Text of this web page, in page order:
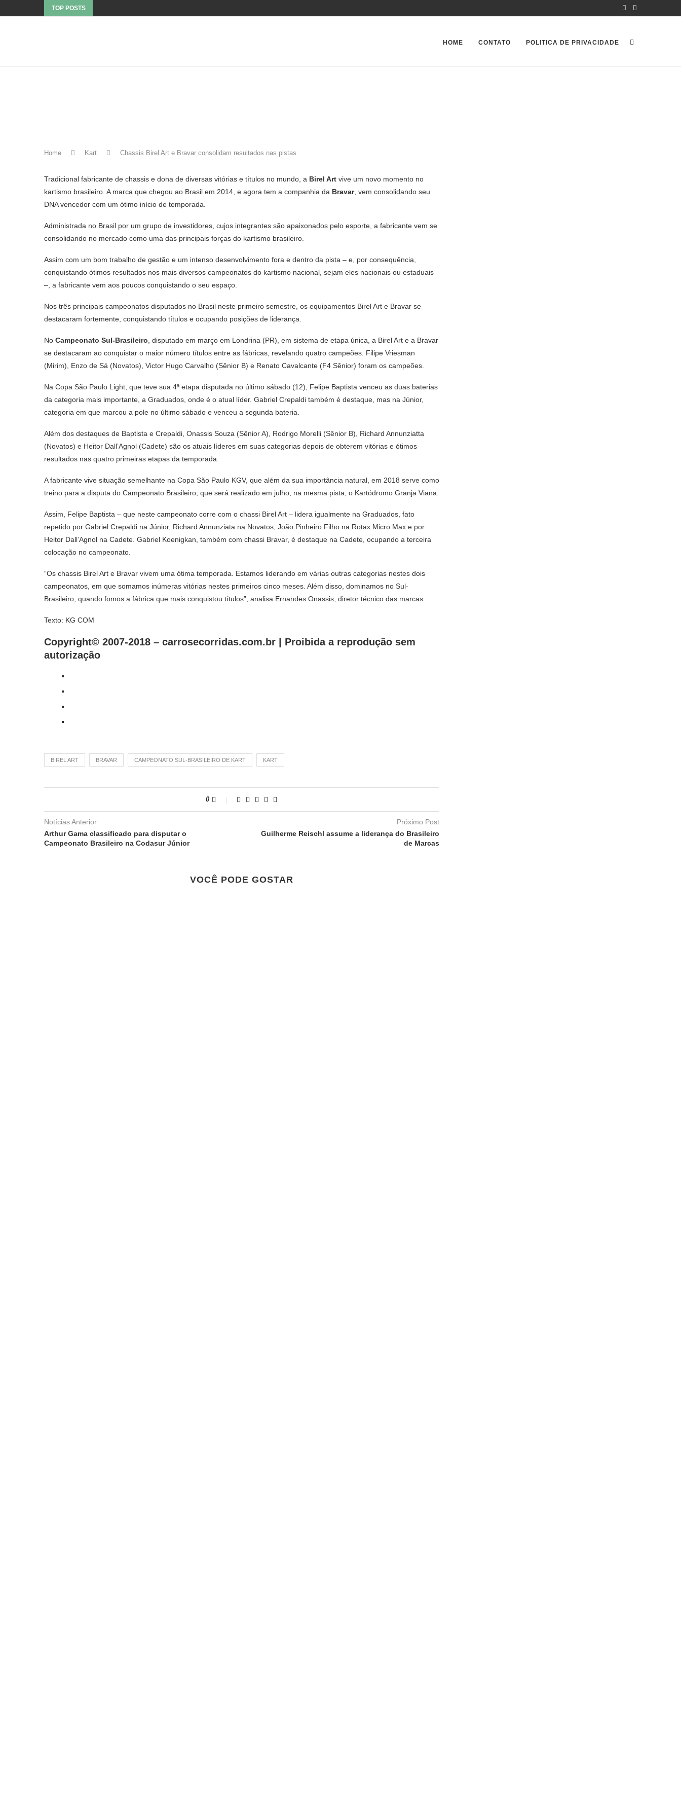
TOP POSTS
HOME CONTATO POLITICA DE PRIVACIDADE
Home Kart Chassis Birel Art e Bravar consolidam resultados nas pistas
Tradicional fabricante de chassis e dona de diversas vitórias e títulos no mundo, a Birel Art vive um novo momento no
kartismo brasileiro. A marca que chegou ao Brasil em 2014, e agora tem a companhia da Bravar, vem consolidando seu
DNA vencedor com um ótimo início de temporada.
Administrada no Brasil por um grupo de investidores, cujos integrantes são apaixonados pelo esporte, a fabricante vem se
consolidando no mercado como uma das principais forças do kartismo brasileiro.
Assim com um bom trabalho de gestão e um intenso desenvolvimento fora e dentro da pista – e, por consequência,
conquistando ótimos resultados nos mais diversos campeonatos do kartismo nacional, sejam eles nacionais ou estaduais
–, a fabricante vem aos poucos conquistando o seu espaço.
Nos três principais campeonatos disputados no Brasil neste primeiro semestre, os equipamentos Birel Art e Bravar se
destacaram fortemente, conquistando títulos e ocupando posições de liderança.
No Campeonato Sul-Brasileiro , disputado em março em Londrina (PR), em sistema de etapa única, a Birel Art e a Bravar
se destacaram ao conquistar o maior número títulos entre as fábricas, revelando quatro campeões. Filipe Vriesman
(Mirim), Enzo de Sá (Novatos), Victor Hugo Carvalho (Sênior B) e Renato Cavalcante (F4 Sênior) foram os campeões.
Na Copa São Paulo Light, que teve sua 4ª etapa disputada no último sábado (12), Felipe Baptista venceu as duas baterias
da categoria mais importante, a Graduados, onde é o atual líder. Gabriel Crepaldi também é destaque, mas na Júnior,
categoria em que marcou a pole no último sábado e venceu a segunda bateria.
Além dos destaques de Baptista e Crepaldi, Onassis Souza (Sênior A), Rodrigo Morelli (Sênior B), Richard Annunziatta
(Novatos) e Heitor Dall’Agnol (Cadete) são os atuais líderes em suas categorias depois de obterem vitórias e ótimos
resultados nas quatro primeiras etapas da temporada.
A fabricante vive situação semelhante na Copa São Paulo KGV, que além da sua importância natural, em 2018 serve como
treino para a disputa do Campeonato Brasileiro, que será realizado em julho, na mesma pista, o Kartódromo Granja Viana.
Assim, Felipe Baptista – que neste campeonato corre com o chassi Birel Art – lidera igualmente na Graduados, fato
repetido por Gabriel Crepaldi na Júnior, Richard Annunziata na Novatos, João Pinheiro Filho na Rotax Micro Max e por
Heitor Dall’Agnol na Cadete. Gabriel Koenigkan, também com chassi Bravar, é destaque na Cadete, ocupando a terceira
colocação no campeonato.
“Os chassis Birel Art e Bravar vivem uma ótima temporada. Estamos liderando em várias outras categorias nestes dois
campeonatos, em que somamos inúmeras vitórias nestes primeiros cinco meses. Além disso, dominamos no Sul-
Brasileiro, quando fomos a fábrica que mais conquistou títulos”, analisa Ernandes Onassis, diretor técnico das marcas.
Texto: KG COM
Copyright© 2007-2018 – carrosecorridas.com.br |
Proibida a reprodução sem
autorização
BIREL ART BRAVAR CAMPEONATO SUL-BRASILEIRO DE KART KART
0
Notícias Anterior
Arthur Gama classificado para disputar o
Campeonato Brasileiro na Codasur Júnior
Próximo Post
Guilherme Reischl assume a liderança do Brasileiro
de Marcas
VOCÊ PODE GOSTAR